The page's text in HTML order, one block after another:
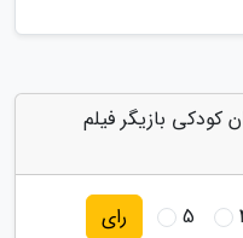
کودکی بازیگر فیلم
5 رای